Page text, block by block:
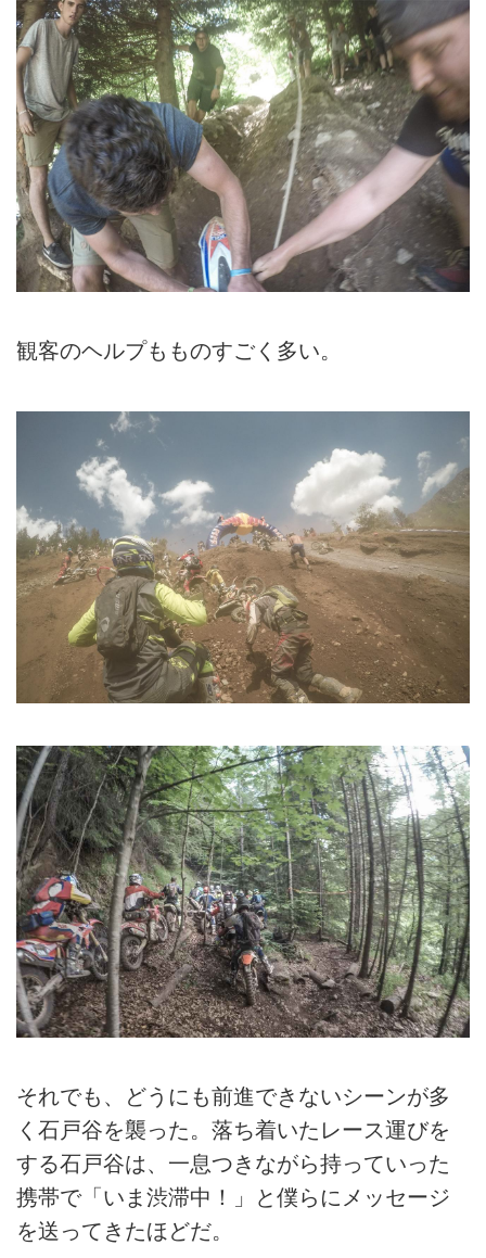
観客のヘルプもものすごく多い。
それでも、どうにも前進できないシーンが多
く石戸谷を襲った。落ち着いたレース運びを
する石戸谷は、一息つきながら持っていった
携帯で「いま渋滞中！」と僕らにメッセージ
を送ってきたほどだ。